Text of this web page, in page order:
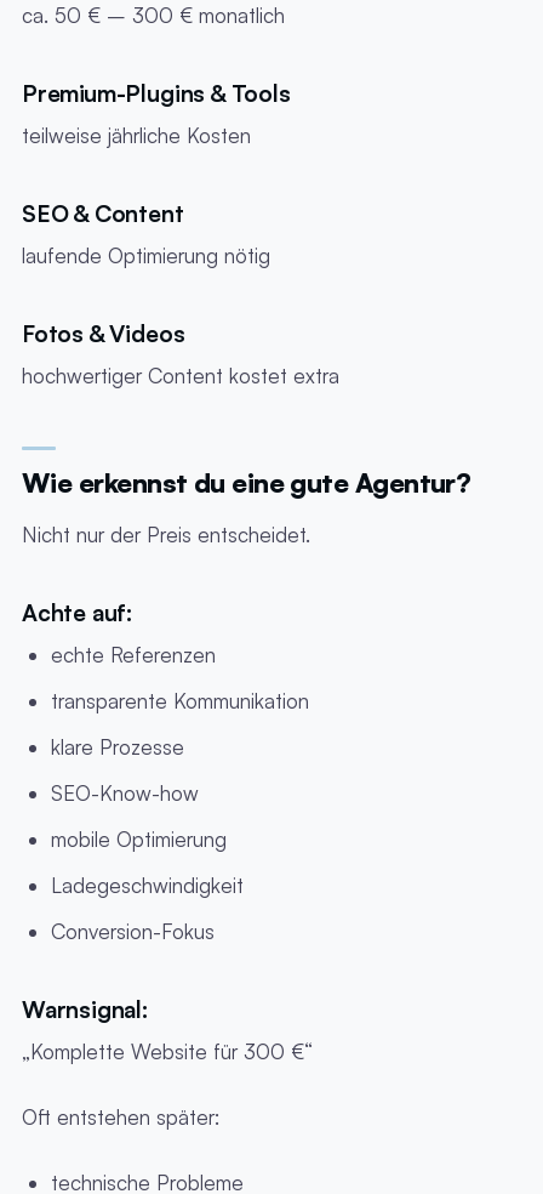
ca. 50 € – 300 € monatlich
Premium-Plugins & Tools
teilweise jährliche Kosten
SEO & Content
laufende Optimierung nötig
Fotos & Videos
hochwertiger Content kostet extra
Wie erkennst du eine gute Agentur?
Nicht nur der Preis entscheidet.
Achte auf:
echte Referenzen
transparente Kommunikation
klare Prozesse
SEO-Know-how
mobile Optimierung
Ladegeschwindigkeit
Conversion-Fokus
Warnsignal:
„Komplette Website für 300 €“
Oft entstehen später:
technische Probleme